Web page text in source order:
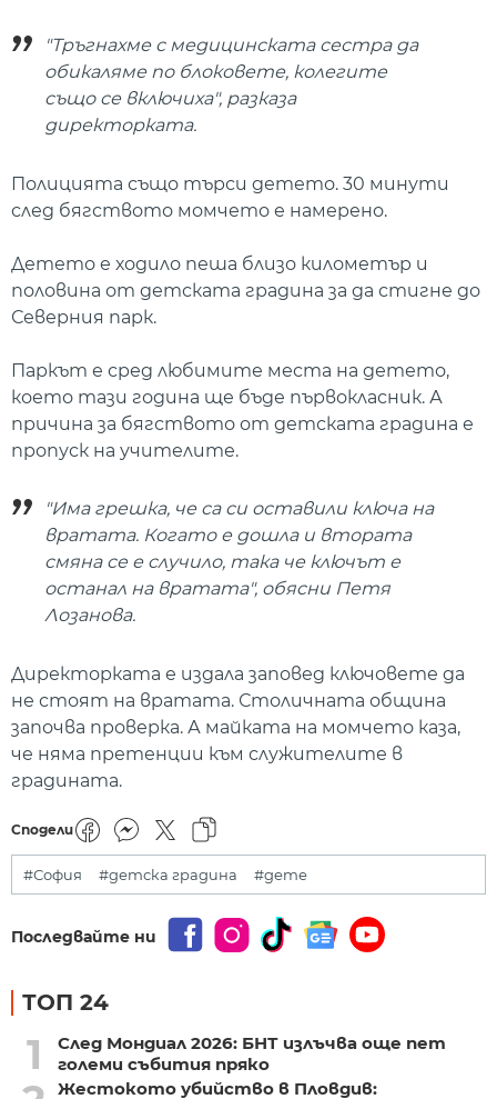
"Тръгнахме с медицинската сестра да
обикаляме по блоковете, колегите
също се включиха", разказа
директорката.
Полицията също търси детето. 30 минути
след бягството момчето е намерено.
Детето е ходило пеша близо километър и
половина от детската градина за да стигне до
Северния парк.
Паркът е сред любимите места на детето,
което тази година ще бъде първокласник. А
причина за бягството от детската градина е
пропуск на учителите.
"Има грешка, че са си оставили ключа на
вратата. Когато е дошла и втората
смяна се е случило, така че ключът е
останал на вратата", обясни Петя
Лозанова.
Директорката е издала заповед ключовете да
не стоят на вратата. Столичната община
започва проверка. А майката на момчето каза,
че няма претенции към служителите в
градината.
Сподели
#София #детска градина #дете
Последвайте ни
ТОП 24
1
След Мондиал 2026: БНТ излъчва още пет
големи събития пряко
Жестокото убийство в Пловдив: